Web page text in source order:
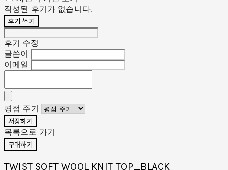
작성된 후기가 없습니다.
후기 쓰기
후기 수정
글쓴이
이메일
평점 주기
저장하기
목록으로 가기
구매하기
TWIST SOFT WOOL KNIT TOP_BLACK